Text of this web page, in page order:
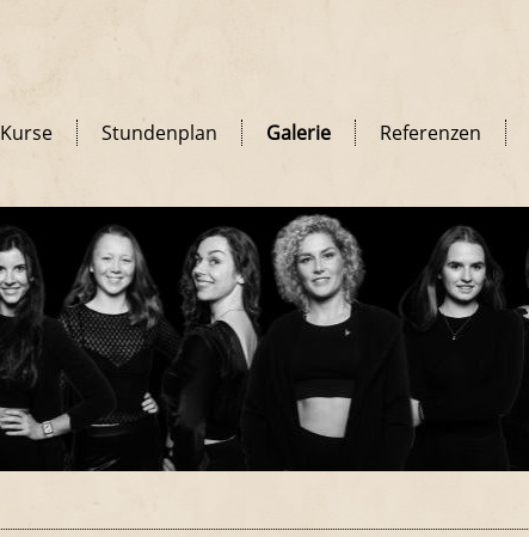
Kurse Stundenplan Galerie Referenzen